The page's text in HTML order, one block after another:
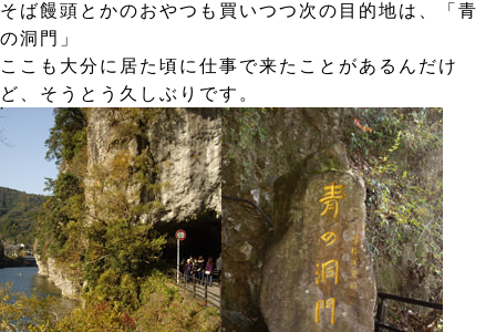
そば饅頭とかのおやつも買いつつ次の目的地は、「青
の洞門」
ここも大分に居た頃に仕事で来たことがあるんだけ
ど、そうとう久しぶりです。